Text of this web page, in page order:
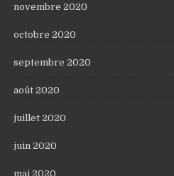
novembre 2020
octobre 2020
septembre 2020
août 2020
juillet 2020
juin 2020
mai 2020